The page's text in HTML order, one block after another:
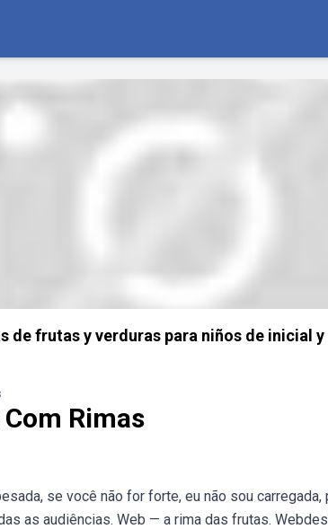
de frutas y verduras para niños de inicial
Rimas
se você não for forte, eu não sou
as audiências. Web — a rima das frutas.